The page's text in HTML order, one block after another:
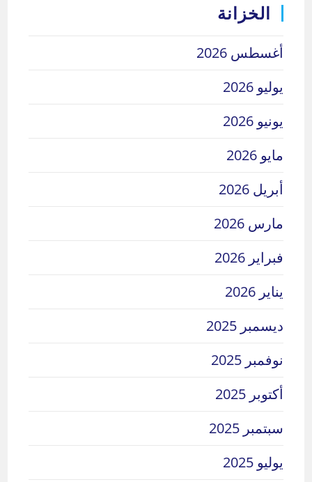
الخزانة
أغسطس 2026
يوليو 2026
يونيو 2026
مايو 2026
أبريل 2026
مارس 2026
فبراير 2026
يناير 2026
ديسمبر 2025
نوفمبر 2025
أكتوبر 2025
سبتمبر 2025
يوليو 2025